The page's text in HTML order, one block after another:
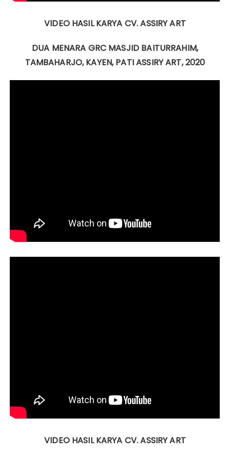
VIDEO HASIL KARYA CV. ASSIRY ART
DUA MENARA GRC MASJID BAITURRAHIM,
TAMBAHARJO, KAYEN, PATI ASSIRY ART, 2020
VIDEO HASIL KARYA CV. ASSIRY ART